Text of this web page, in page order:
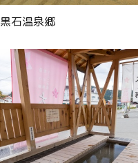
黒石温泉郷